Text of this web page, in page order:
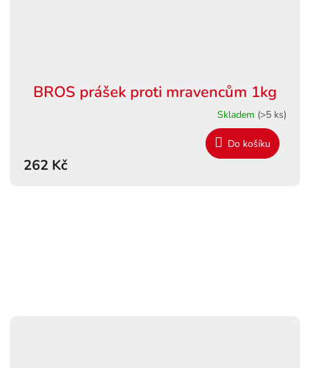
BROS prášek proti mravencům 1kg
Skladem (>5 ks)
262 Kč
Do košíku